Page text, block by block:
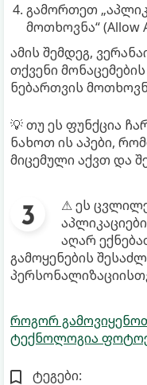
გამორთეთ
მოთხოვნა“ (Allow
ამის შემდეგ,
თქვენი
ნებართვის
💡 თუ ეს ფუნქცია
ნახოთ ის აპები,
მიცემული აქვთ და
⚠ ეს
აღარ
გამოყენების
როგორ გამოვიყენოთ
ტექნოლოგია
ტეგები: